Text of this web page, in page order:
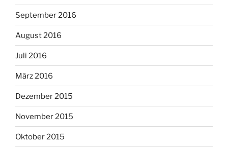
September 2016
August 2016
Juli 2016
März 2016
Dezember 2015
November 2015
Oktober 2015